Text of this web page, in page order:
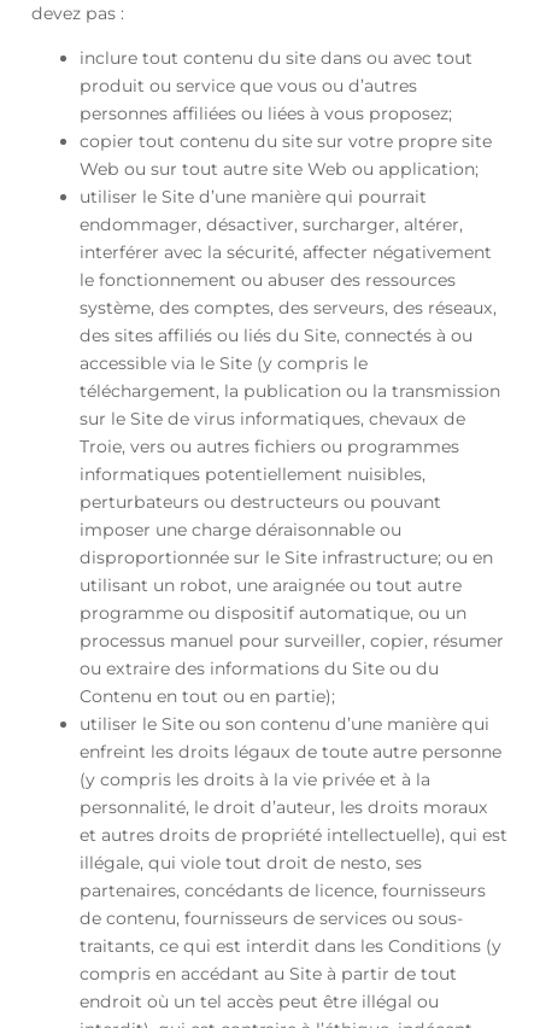
devez pas :
inclure tout contenu du site dans ou avec tout
produit ou service que vous ou d’autres
personnes affiliées ou liées à vous proposez;
copier tout contenu du site sur votre propre site
Web ou sur tout autre site Web ou application;
utiliser le Site d’une manière qui pourrait
endommager, désactiver, surcharger, altérer,
interférer avec la sécurité, affecter négativement
le fonctionnement ou abuser des ressources
système, des comptes, des serveurs, des réseaux,
des sites affiliés ou liés du Site, connectés à ou
accessible via le Site (y compris le
téléchargement, la publication ou la transmission
sur le Site de virus informatiques, chevaux de
Troie, vers ou autres fichiers ou programmes
informatiques potentiellement nuisibles,
perturbateurs ou destructeurs ou pouvant
imposer une charge déraisonnable ou
disproportionnée sur le Site infrastructure; ou en
utilisant un robot, une araignée ou tout autre
programme ou dispositif automatique, ou un
processus manuel pour surveiller, copier, résumer
ou extraire des informations du Site ou du
Contenu en tout ou en partie);
utiliser le Site ou son contenu d’une manière qui
enfreint les droits légaux de toute autre personne
(y compris les droits à la vie privée et à la
personnalité, le droit d’auteur, les droits moraux
et autres droits de propriété intellectuelle), qui est
illégale, qui viole tout droit de nesto, ses
partenaires, concédants de licence, fournisseurs
de contenu, fournisseurs de services ou sous-
traitants, ce qui est interdit dans les Conditions (y
compris en accédant au Site à partir de tout
endroit où un tel accès peut être illégal ou